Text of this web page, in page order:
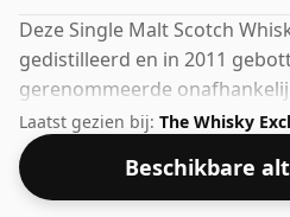
Deze Single Malt Scotch
gedistilleerd en in 2011
gerenommeerde
Laing. Een mooi voorbeeld
Speyside whisky van
mooie drinksterkte van 50%
geleverd in een fles van 70cl.
Laatst gezien bij: The Whisky
Beschikbare